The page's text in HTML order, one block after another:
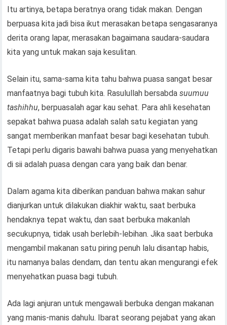
Itu artinya, betapa beratnya orang tidak makan. Dengan
berpuasa kita jadi bisa ikut merasakan betapa sengasaranya
derita orang lapar, merasakan bagaimana saudara-saudara
kita yang untuk makan saja kesulitan.
Selain itu, sama-sama kita tahu bahwa puasa sangat besar
manfaatnya bagi tubuh kita. Rasulullah bersabdasuumuu
tashihhu, berpuasalah agar kau sehat. Para ahli kesehatan
sepakat bahwa puasa adalah salah satu kegiatan yang
sangat memberikan manfaat besar bagi kesehatan tubuh.
Tetapi perlu digaris bawahi bahwa puasa yang menyehatkan
di sii adalah puasa dengan cara yang baik dan benar.
Dalam agama kita diberikan panduan bahwa makan sahur
dianjurkan untuk dilakukan diakhir waktu, saat berbuka
hendaknya tepat waktu, dan saat berbuka makanlah
secukupnya, tidak usah berlebih-lebihan. Jika saat berbuka
mengambil makanan satu piring penuh lalu disantap habis,
itu namanya balas dendam, dan tentu akan mengurangi efek
menyehatkan puasa bagi tubuh.
Ada lagi anjuran untuk mengawali berbuka dengan makanan
yang manis-manis dahulu. Ibarat seorang pejabat yang akan